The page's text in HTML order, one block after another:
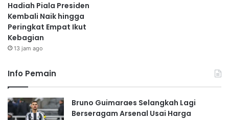
Hadiah Piala Presiden
Kembali Naik hingga
Peringkat Empat Ikut
Kebagian
13 jam ago
Info Pemain
Bruno Guimaraes Selangkah Lagi
Berseragam Arsenal Usai Harga